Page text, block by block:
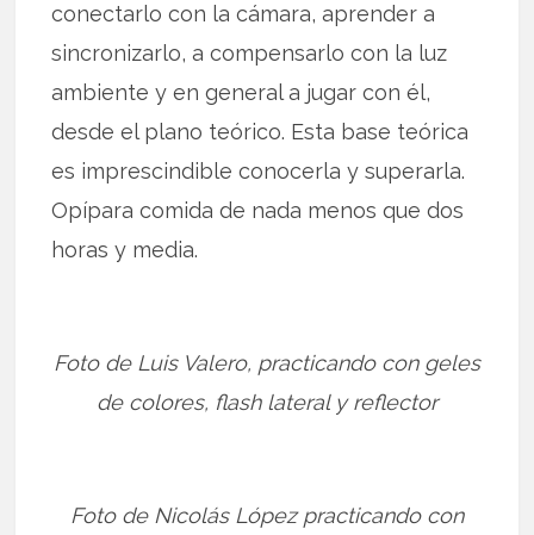
conectarlo con la cámara, aprender a
sincronizarlo, a compensarlo con la luz
ambiente y en general a jugar con él,
desde el plano teórico. Esta base teórica
es imprescindible conocerla y superarla.
Opípara comida de nada menos que dos
horas y media.
Foto de Luis Valero, practicando con geles
de colores, flash lateral y reflector
Foto de Nicolás López practicando con